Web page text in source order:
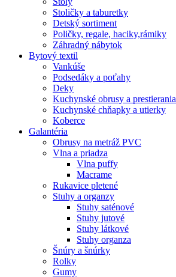
Stoličky a taburetky
Detský sortiment
Poličky, regale, haciky,rámiky
Záhradný nábytok
Bytový textil
Vankúše
Podsedáky a poťahy
Deky
Kuchynské obrusy a prestierania
Kuchynské chňapky a utierky
Koberce
Galantéria
Obrusy na metráž PVC
Vlna a priadza
Vlna puffy
Macrame
Rukavice pletené
Stuhy a organzy
Stuhy saténové
Stuhy jutové
Stuhy látkové
Stuhy organza
Šnúry a šnúrky
Rolky
Gumy